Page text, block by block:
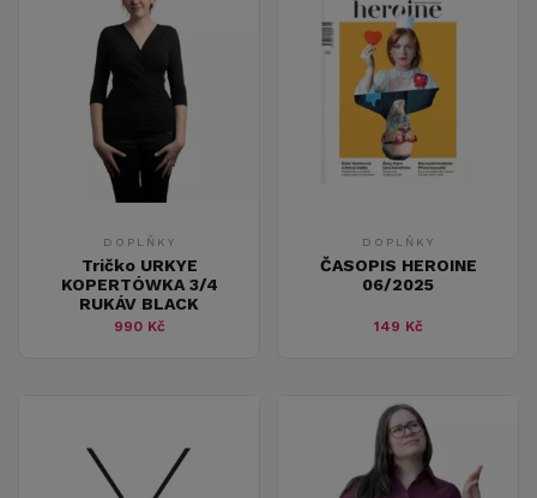
DOPLŇKY
Tričko URKYE
KOPERTÓWKA 3/4
RUKÁV BLACK
990 Kč
DOPLŇKY
ČASOPIS HEROINE
06/2025
149 Kč